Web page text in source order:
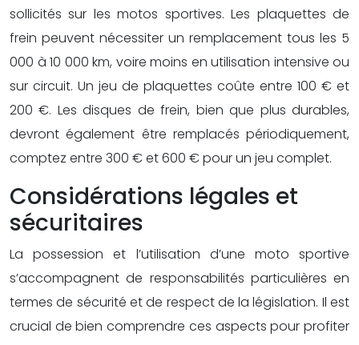
sollicités sur les motos sportives. Les plaquettes de
frein peuvent nécessiter un remplacement tous les 5
000 à 10 000 km, voire moins en utilisation intensive ou
sur circuit. Un jeu de plaquettes coûte entre 100 € et
200 €. Les disques de frein, bien que plus durables,
devront également être remplacés périodiquement,
comptez entre 300 € et 600 € pour un jeu complet.
Considérations légales et
sécuritaires
La possession et l’utilisation d’une moto sportive
s’accompagnent de responsabilités particulières en
termes de sécurité et de respect de la législation. Il est
crucial de bien comprendre ces aspects pour profiter